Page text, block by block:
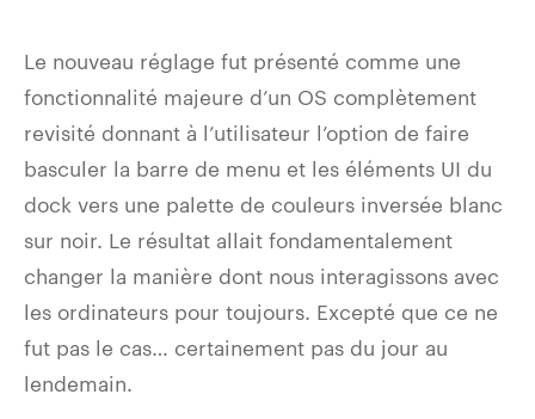
Le nouveau réglage fut présenté comme une
fonctionnalité majeure d’un OS complètement
revisité donnant à l’utilisateur l’option de faire
basculer la barre de menu et les éléments UI du
dock vers une palette de couleurs inversée blanc
sur noir. Le résultat allait fondamentalement
changer la manière dont nous interagissons avec
les ordinateurs pour toujours. Excepté que ce ne
fut pas le cas… certainement pas du jour au
lendemain.